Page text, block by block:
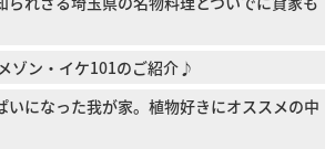
ゾン・イケ101のご紹介♪
いになった我が家。植物好きにオススメの中